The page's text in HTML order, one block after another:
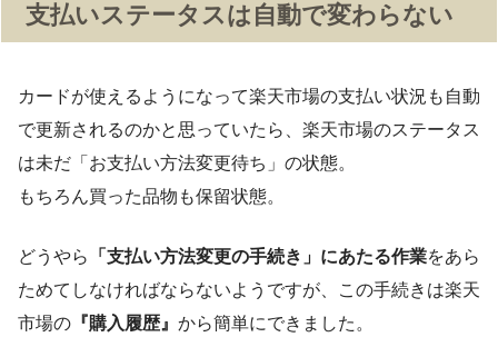
支払いステータスは自動で変わらない
カードが使えるようになって楽天市場の支払い状況も自動
で更新されるのかと思っていたら、楽天市場のステータス
は未だ「お支払い方法変更待ち」の状態。
もちろん買った品物も保留状態。
どうやら 「支払い方法変更の手続き」にあたる作業をあら
ためてしなければならないようですが、この手続きは楽天
市場の 『購入履歴』 から簡単にできました。